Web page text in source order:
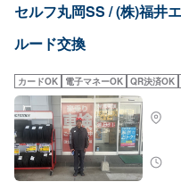
セルフ丸岡SS / (株)福井
ルード交換
カードOK 電子マネーOK QR決済OK